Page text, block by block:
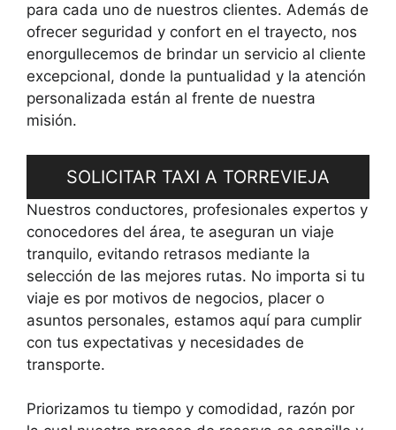
para cada uno de nuestros clientes. Además de
ofrecer seguridad y confort en el trayecto, nos
enorgullecemos de brindar un servicio al cliente
excepcional, donde la puntualidad y la atención
personalizada están al frente de nuestra
misión.
SOLICITAR TAXI A TORREVIEJA
Nuestros conductores, profesionales expertos y
conocedores del área, te aseguran un viaje
tranquilo, evitando retrasos mediante la
selección de las mejores rutas. No importa si tu
viaje es por motivos de negocios, placer o
asuntos personales, estamos aquí para cumplir
con tus expectativas y necesidades de
transporte.
Priorizamos tu tiempo y comodidad, razón por